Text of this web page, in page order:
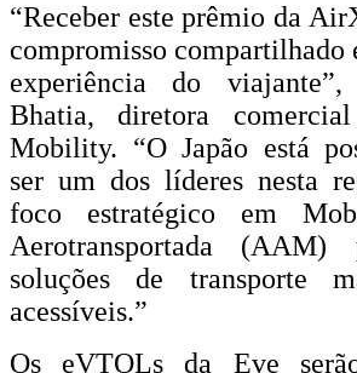
“Receber este prêmio da
compromisso compartilhado
experiência do
Bhatia, diretora
Mobility. “O Japão está
ser um dos líderes nesta
foco estratégico em
Aerotransportada (AAM)
soluções de transporte
acessíveis.”
Os eVTOLs da Eve